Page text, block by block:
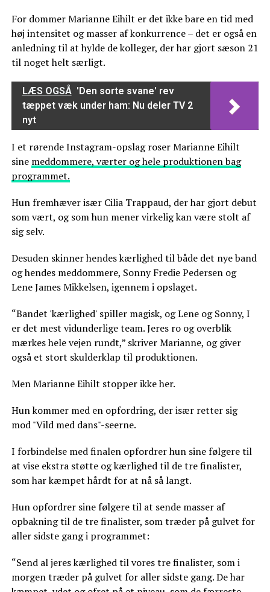
For dommer Marianne Eihilt er det ikke bare en tid med
høj intensitet og masser af konkurrence – det er også en
anledning til at hylde de kolleger, der har gjort sæson 21
til noget helt særligt.
LÆS OGSÅ 'Den sorte svane' rev
tæppet væk under ham: Nu deler TV 2
nyt
I et rørende Instagram-opslag roser Marianne Eihilt
sine meddommere, værter og hele produktionen bag
programmet.
Hun fremhæver især Cilia Trappaud, der har gjort debut
som vært, og som hun mener virkelig kan være stolt af
sig selv.
Desuden skinner hendes kærlighed til både det nye band
og hendes meddommere, Sonny Fredie Pedersen og
Lene James Mikkelsen, igennem i opslaget.
“Bandet 'kærlighed' spiller magisk, og Lene og Sonny, I
er det mest vidunderlige team. Jeres ro og overblik
mærkes hele vejen rundt,” skriver Marianne, og giver
også et stort skulderklap til produktionen.
Men Marianne Eihilt stopper ikke her.
Hun kommer med en opfordring, der især retter sig
mod "Vild med dans"-seerne.
I forbindelse med finalen opfordrer hun sine følgere til
at vise ekstra støtte og kærlighed til de tre finalister,
som har kæmpet hårdt for at nå så langt.
Hun opfordrer sine følgere til at sende masser af
opbakning til de tre finalister, som træder på gulvet for
aller sidste gang i programmet:
“Send al jeres kærlighed til vores tre finalister, som i
morgen træder på gulvet for aller sidste gang. De har